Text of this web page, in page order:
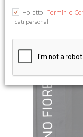
2009. Testo Italiano,
cartonato, pp. 96, ill.
Ho letto i Termini e
dati personali